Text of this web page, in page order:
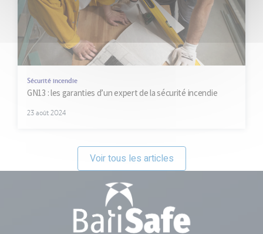
Sécurité incendie
GN13 : les garanties d’un expert de la sécurité incendie
23 août 2024
Voir tous les articles